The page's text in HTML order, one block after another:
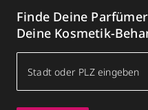
Finde Deine
Deine Kosmetik-